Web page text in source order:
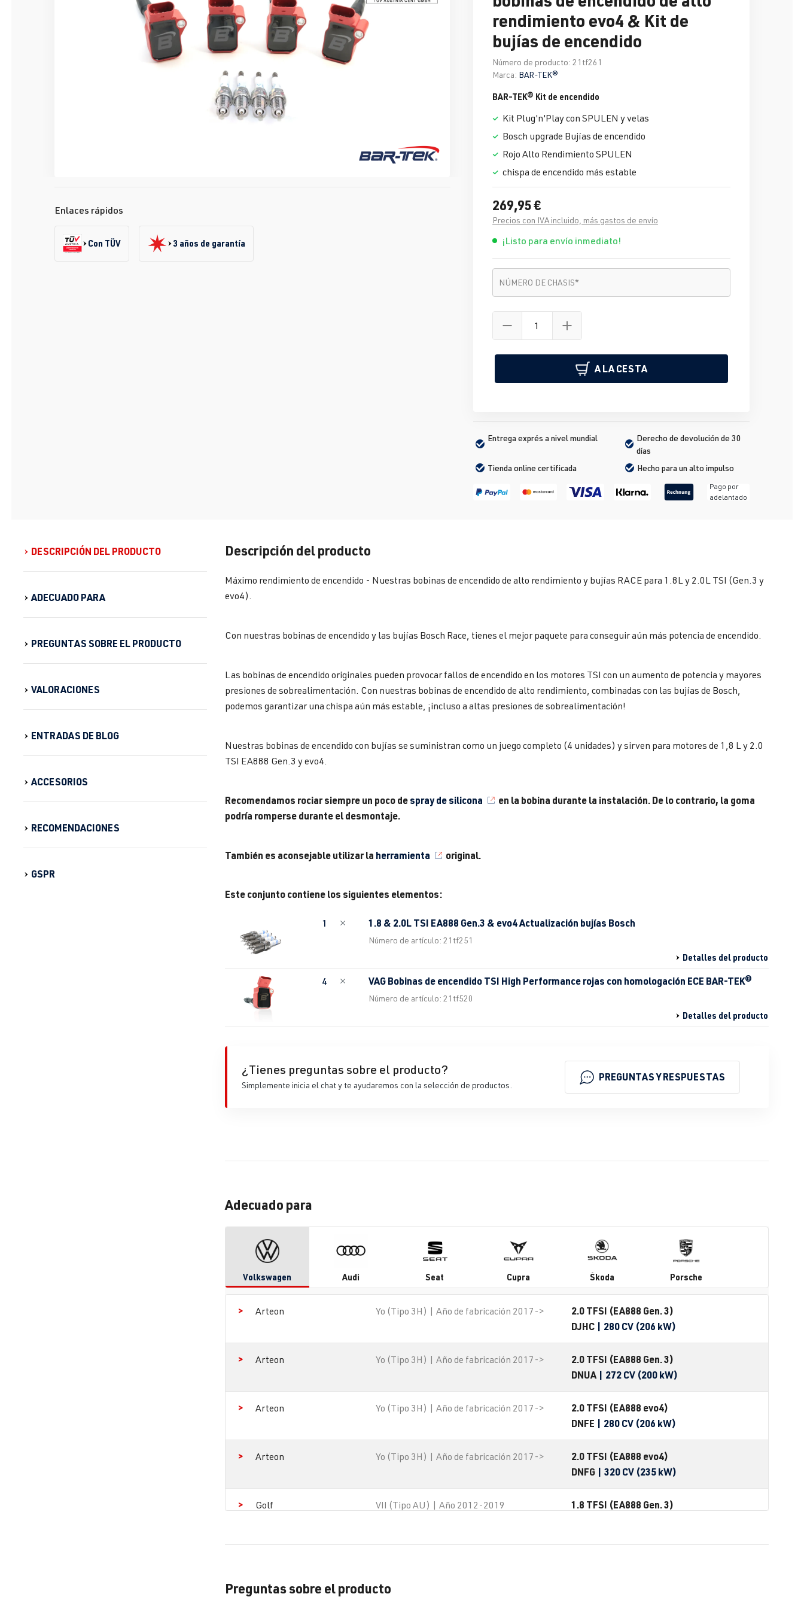
Enlaces rápidos
Con TÜV 3 años de garantía
rendimiento evo4 & Kit de
bujías de encendido
Número de producto: 21tf261
Marca: BAR-TEK®
BAR-TEK® Kit de encendido
Kit Plug'n'Play con SPULEN y velas
Bosch upgrade Bujías de encendido
Rojo Alto Rendimiento SPULEN
chispa de encendido más estable
269,95 €
Precios con IVA incluido, más gastos de envío
¡Listo para envío inmediato!
NÚMERO DE CHASIS*
A LA CESTA
Entrega exprés a nivel mundial
Derecho de devolución de 30
días
Tienda online certificada
Hecho para un alto impulso
Pago por
adelantado
DESCRIPCIÓN DEL PRODUCTO
ADECUADO PARA
PREGUNTAS SOBRE EL PRODUCTO
VALORACIONES
ENTRADAS DE BLOG
ACCESORIOS
RECOMENDACIONES
GSPR
Descripción del producto
Máximo rendimiento de encendido - Nuestras bobinas de encendido de alto rendimiento y bujías RACE para 1.8L y 2.0L TSI (Gen.3 y
evo4).
Con nuestras bobinas de encendido y las bujías Bosch Race, tienes el mejor paquete para conseguir aún más potencia de encendido.
Las bobinas de encendido originales pueden provocar fallos de encendido en los motores TSI con un aumento de potencia y mayores
presiones de sobrealimentación. Con nuestras bobinas de encendido de alto rendimiento, combinadas con las bujías de Bosch,
podemos garantizar una chispa aún más estable, ¡incluso a altas presiones de sobrealimentación!
Nuestras bobinas de encendido con bujías se suministran como un juego completo (4 unidades) y sirven para motores de 1,8 L y 2.0
TSI EA888 Gen.3 y evo4.
Recomendamos rociar siempre un poco despray de silicona
en la bobina durante la instalación. De lo contrario, la goma
podría romperse durante el desmontaje.
También es aconsejable utilizar la herramienta original.
Este conjunto contiene los siguientes elementos:
1 1.8 & 2.0L TSI EA888 Gen.3 & evo4 Actualización bujías Bosch
Número de artículo: 21tf251
Detalles del producto
4 VAG Bobinas de encendido TSI High Performance rojas con homologación ECE BAR-TEK®
Número de artículo: 21tf520
Detalles del producto
¿Tienes preguntas sobre el producto?
Simplemente inicia el chat y te ayudaremos con la selección de productos.
PREGUNTAS Y RESPUESTAS
Adecuado para
Volkswagen Audi Seat Cupra Škoda Porsche
Arteon Yo (Tipo 3H) | Año de fabricación 2017->
2.0 TFSI (EA888 Gen. 3)
DJHC | 280 CV (206 kW)
Arteon Yo (Tipo 3H) | Año de fabricación 2017->
2.0 TFSI (EA888 Gen. 3)
DNUA | 272 CV (200 kW)
Arteon Yo (Tipo 3H) | Año de fabricación 2017->
2.0 TFSI (EA888 evo4)
DNFE | 280 CV (206 kW)
Arteon Yo (Tipo 3H) | Año de fabricación 2017->
2.0 TFSI (EA888 evo4)
DNFG | 320 CV (235 kW)
Golf VII (Tipo AU) | Año 2012-2019
1.8 TFSI (EA888 Gen. 3)
Preguntas sobre el producto